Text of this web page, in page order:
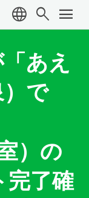
language search menu
あえ
で
）の
完了確